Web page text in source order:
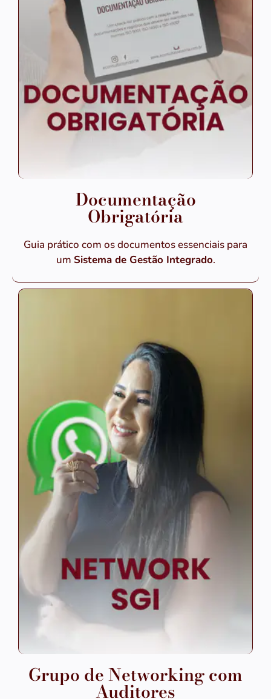
Documentação
Obrigatória
Guia prático com os documentos essenciais para
um Sistema de Gestão Integrado.
Grupo de Networking com
Auditores